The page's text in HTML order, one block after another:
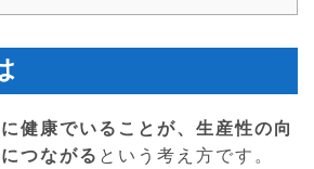
健康でいることが、生産性の向
つながる という考え方です。